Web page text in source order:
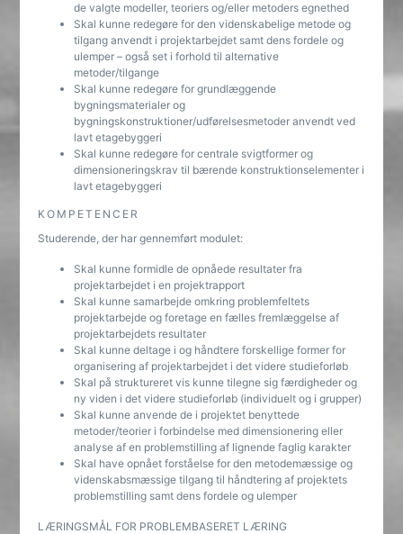
de valgte modeller, teoriers og/eller metoders egnethed
Skal kunne redegøre for den videnskabelige metode og
tilgang anvendt i projektarbejdet samt dens fordele og
ulemper – også set i forhold til alternative
metoder/tilgange
Skal kunne redegøre for grundlæggende
bygningsmaterialer og
bygningskonstruktioner/udførelsesmetoder anvendt ved
lavt etagebyggeri
Skal kunne redegøre for centrale svigtformer og
dimensioneringskrav til bærende konstruktionselementer i
lavt etagebyggeri
KOMPETENCER
Studerende, der har gennemført modulet:
Skal kunne formidle de opnåede resultater fra
projektarbejdet i en projektrapport
Skal kunne samarbejde omkring problemfeltets
projektarbejde og foretage en fælles fremlæggelse af
projektarbejdets resultater
Skal kunne deltage i og håndtere forskellige former for
organisering af projektarbejdet i det videre studieforløb
Skal på struktureret vis kunne tilegne sig færdigheder og
ny viden i det videre studieforløb (individuelt og i grupper)
Skal kunne anvende de i projektet benyttede
metoder/teorier i forbindelse med dimensionering eller
analyse af en problemstilling af lignende faglig karakter
Skal have opnået forståelse for den metodemæssige og
videnskabsmæssige tilgang til håndtering af projektets
problemstilling samt dens fordele og ulemper
LÆRINGSMÅL FOR PROBLEMBASERET LÆRING